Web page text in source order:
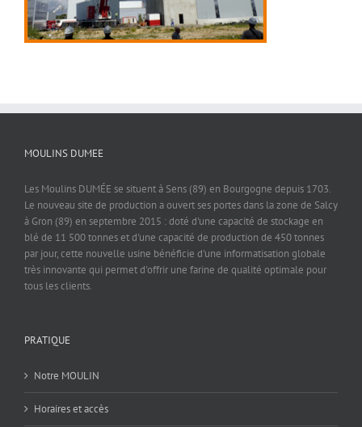
MOULINS DUMEE
Les Moulins DUMÉE se situent à Sens (89) en Bourgogne depuis 1703.
Le nouveau site de production a ouvert ses portes dans la zone de Salcy
à Gron (89) en septembre 2015 : doté d'une capacité de stockage en
blé de 11 500 tonnes et d'une capacité de production de 450 tonnes
par jour, cette nouvelle usine bénéficie d'une informatisation globale
très innovante qui permet d'offrir une farine de qualité optimale pour
tous les clients.
PRATIQUE
Notre MOULIN
Horaires et accès